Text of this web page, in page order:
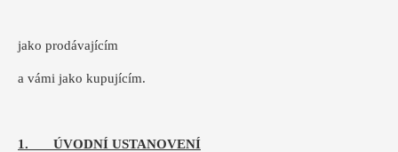
jako prodávajícím
a vámi jako kupujícím.
1. ÚVODNÍ USTANOVENÍ